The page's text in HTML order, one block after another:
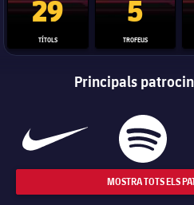
29
TÍTOLS
5
TROFEUS
Principals
MOSTRA TOTS ELS